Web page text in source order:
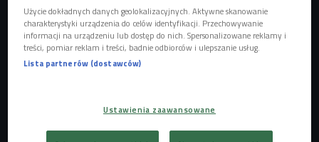
i Virgila Abloha
- To był szalony rok dla mody, a najważniejszym tematem
zrównoważony rozwój przestały być hasłami
zarezerwowanymi tylko dla niszowych marek. Teraz to
Użycie dokładnych danych geolokalizacyjnych. Aktywne skanowanie
charakterystyki urządzenia do celów identyfikacji. Przechowywanie
informacji na urządzeniu lub dostęp do nich. Spersonalizowane reklamy i
treści, pomiar reklam i treści, badnie odbiorców i ulepszanie usług.
Lista partnerów (dostawców)
Ustawienia zaawansowane